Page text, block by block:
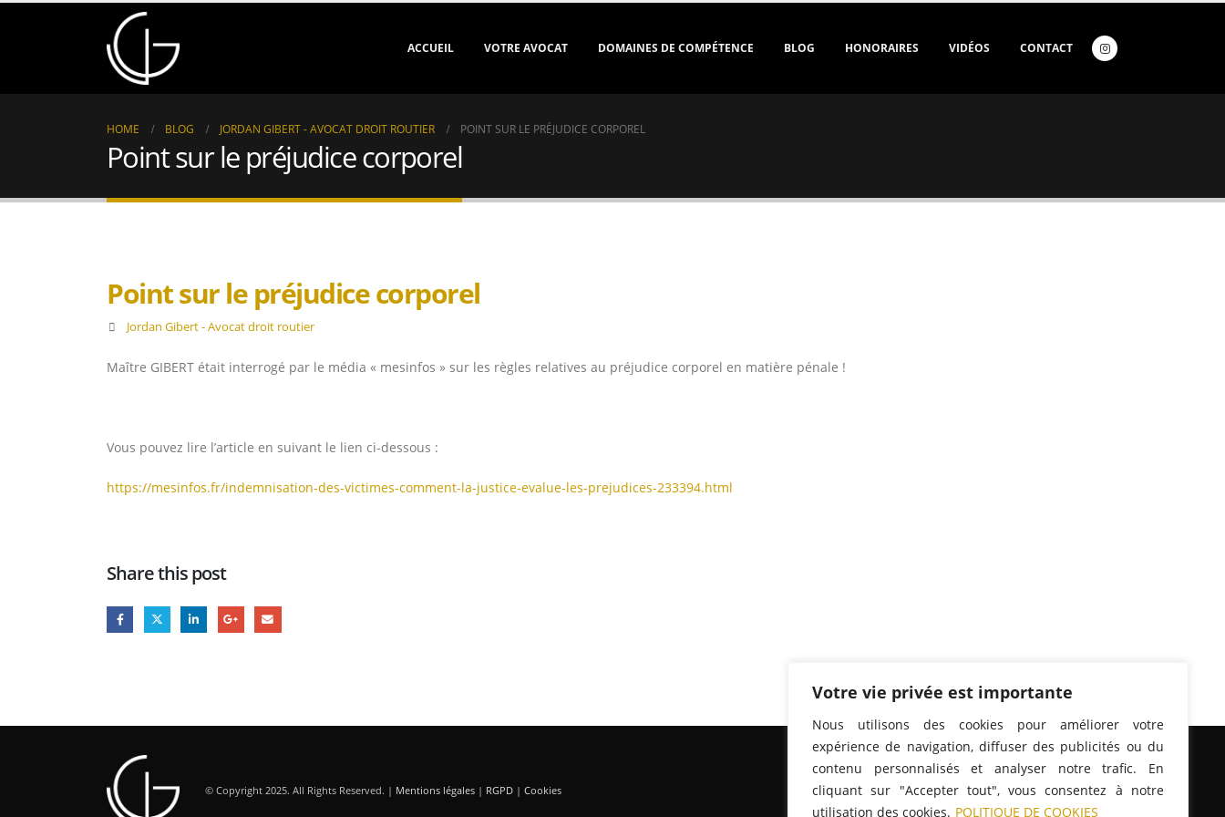
Votre vie privée est importante
Nous utilisons des cookies pour améliorer votre
expérience de navigation, diffuser des publicités ou du
contenu personnalisés et analyser notre trafic. En
cliquant sur "Accepter tout", vous consentez à notre
utilisation des cookies. POLITIQUE DE COOKIES
ACCUEIL VOTRE AVOCAT DOMAINES DE COMPÉTENCE BLOG HONORAIRES VIDÉOS CONTACT
HOME BLOG JORDAN GIBERT - AVOCAT DROIT ROUTIER POINT SUR LE PRÉJUDICE CORPOREL
Point sur le préjudice corporel
Point sur le préjudice corporel
Jordan Gibert - Avocat droit routier
Maître GIBERT était interrogé par le média « mesinfos » sur les règles relatives au préjudice corporel en matière pénale !
Vous pouvez lire l’article en suivant le lien ci-dessous :
https://mesinfos.fr/indemnisation-des-victimes-comment-la-justice-evalue-les-prejudices-233394.html
Share this post
© Copyright 2025. All Rights Reserved. | Mentions légales | RGPD | Cookies